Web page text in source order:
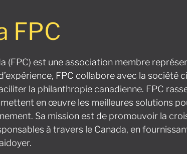
FPC
(FPC) est une association membre
FPC collabore avec la société
la philanthropie canadienne. FPC
en œuvre les meilleures solutions
Sa mission est de promouvoir la
à travers le Canada, en